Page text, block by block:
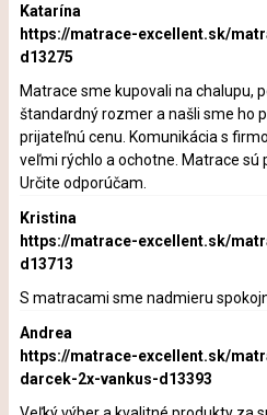
Katarína
https://matrace-excellent.sk/
d13275
Matrace sme kupovali na chalupu,
štandardný rozmer a našli sme ho
prijateľnú cenu. Komunikácia s
veľmi rýchlo a ochotne. Matrace sú
Určite odporúčam.
Kristina
https://matrace-excellent.sk/
d13713
S matracami sme nadmieru
Andrea
https://matrace-excellent.sk/
darcek-2x-vankus-d13393